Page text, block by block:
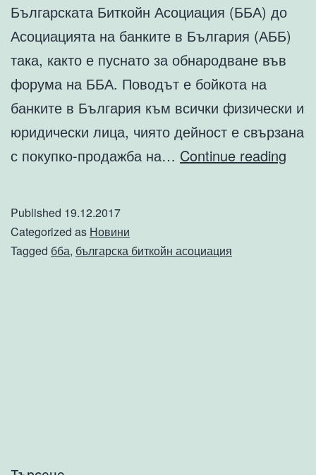
Българската Биткойн Асоциация (ББА) до
Асоциацията на банките в България (АББ)
така, както е пуснато за обнародване във
форума на ББА. Поводът е бойкота на
банките в България към всички физически и
юридически лица, чиято дейност е свързана
с покупко-продажба на… Continue reading
Published 19.12.2017
Categorized as Новини
Tagged бба, българска биткойн асоциация